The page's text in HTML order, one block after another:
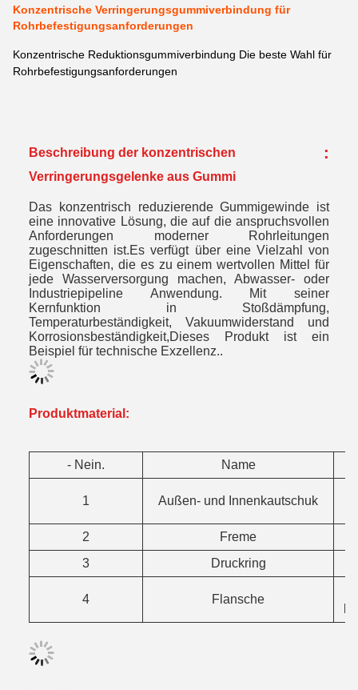
Konzentrische Verringerungsgummiverbindung für
Rohrbefestigungsanforderungen
Konzentrische Reduktionsgummiverbindung Die beste Wahl für
Rohrbefestigungsanforderungen
Beschreibung der konzentrischen
Verringerungsgelenke aus Gummi
:
Das konzentrisch reduzierende Gummigewinde ist
eine innovative Lösung, die auf die anspruchsvollen
Anforderungen moderner Rohrleitungen
zugeschnitten ist.Es verfügt über eine Vielzahl von
Eigenschaften, die es zu einem wertvollen Mittel für
jede Wasserversorgung machen, Abwasser- oder
Industriepipeline Anwendung. Mit seiner
Kernfunktion in Stoßdämpfung,
Temperaturbeständigkeit, Vakuumwiderstand und
Korrosionsbeständigkeit,Dieses Produkt ist ein
Beispiel für technische Exzellenz..
Produktmaterial :
- Nein. Name
1 Außen- und Innenkautschuk
2
Freme
3
Druckring
4 Flansche